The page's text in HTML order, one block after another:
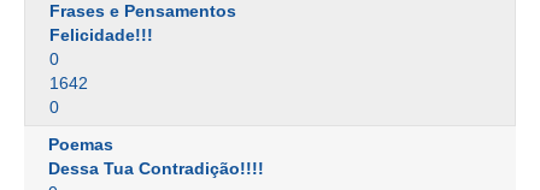
Frases e Pensamentos
Felicidade!!!
0
1642
0
Poemas
Dessa Tua Contradição!!!!